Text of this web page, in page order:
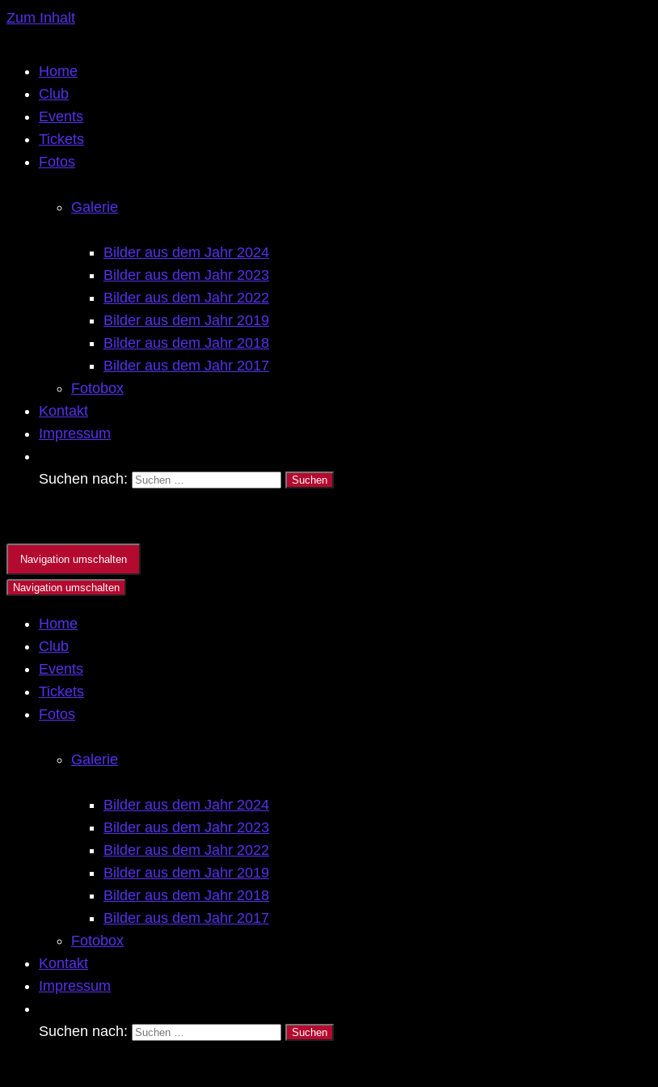
Zum Inhalt
Home
Club
Events
Tickets
Fotos
Galerie
Bilder aus dem Jahr 2024
Bilder aus dem Jahr 2023
Bilder aus dem Jahr 2022
Bilder aus dem Jahr 2019
Bilder aus dem Jahr 2018
Bilder aus dem Jahr 2017
Fotobox
Kontakt
Impressum
Suchen nach:
Navigation umschalten
Navigation umschalten
Home
Club
Events
Tickets
Fotos
Galerie
Bilder aus dem Jahr 2024
Bilder aus dem Jahr 2023
Bilder aus dem Jahr 2022
Bilder aus dem Jahr 2019
Bilder aus dem Jahr 2018
Bilder aus dem Jahr 2017
Fotobox
Kontakt
Impressum
Suchen nach: